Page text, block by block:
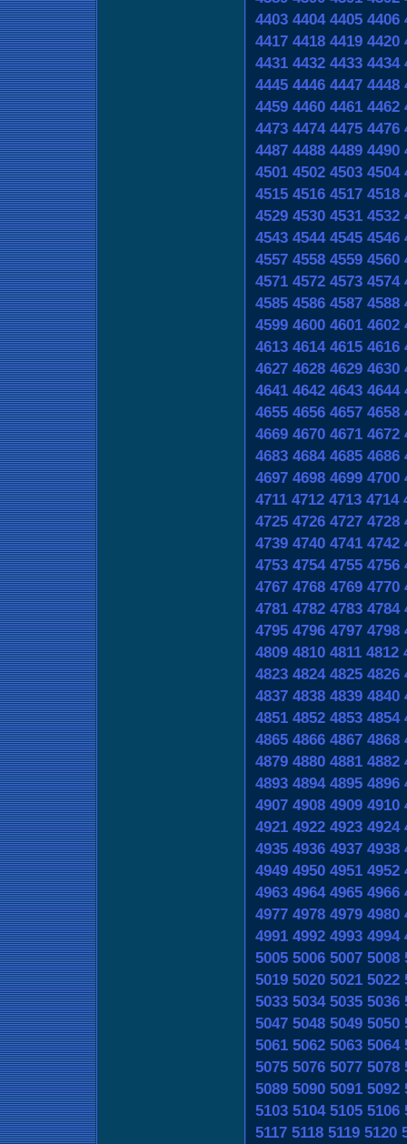
4403 4404 4405 4406
4417 4418 4419 4420
4431 4432 4433 4434
4445 4446 4447 4448
4459 4460 4461 4462
4473 4474 4475 4476
4487 4488 4489 4490
4501 4502 4503 4504
4515 4516 4517 4518
4529 4530 4531 4532
4543 4544 4545 4546
4557 4558 4559 4560
4571 4572 4573 4574
4585 4586 4587 4588
4599 4600 4601 4602
4613 4614 4615 4616
4627 4628 4629 4630
4641 4642 4643 4644
4655 4656 4657 4658
4669 4670 4671 4672
4683 4684 4685 4686
4697 4698 4699 4700
4711 4712 4713 4714
4725 4726 4727 4728
4739 4740 4741 4742
4753 4754 4755 4756
4767 4768 4769 4770
4781 4782 4783 4784
4795 4796 4797 4798
4809 4810 4811 4812
4823 4824 4825 4826
4837 4838 4839 4840
4851 4852 4853 4854
4865 4866 4867 4868
4879 4880 4881 4882
4893 4894 4895 4896
4907 4908 4909 4910
4921 4922 4923 4924
4935 4936 4937 4938
4949 4950 4951 4952
4963 4964 4965 4966
4977 4978 4979 4980
4991 4992 4993 4994
5005 5006 5007 5008
5019 5020 5021 5022
5033 5034 5035 5036
5047 5048 5049 5050
5061 5062 5063 5064
5075 5076 5077 5078
5089 5090 5091 5092
5103 5104 5105 5106
5117 5118 5119 5120